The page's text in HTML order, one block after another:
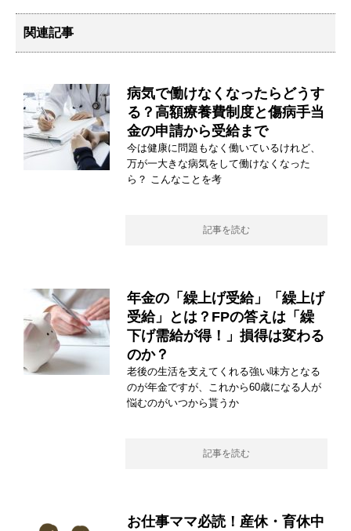
関連記事
病気で働けなくなったらどうす
る？高額療養費制度と傷病手当
金の申請から受給まで
今は健康に問題もなく働いているけれど、
万が一大きな病気をして働けなくなった
ら？ こんなことを考
記事を読む
年金の「繰上げ受給」「繰上げ
受給」とは？FPの答えは「繰
下げ需給が得！」損得は変わる
のか？
老後の生活を支えてくれる強い味方となる
のが年金ですが、これから60歳になる人が
悩むのがいつから貰うか
記事を読む
お仕事ママ必読！産休・育休中